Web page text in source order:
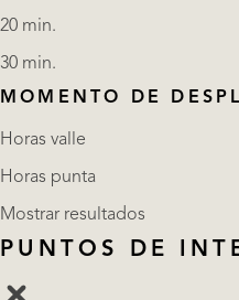
20 min.
30 min.
MOMENTO DE
Horas valle
Horas punta
Mostrar resultados
PUNTOS DE